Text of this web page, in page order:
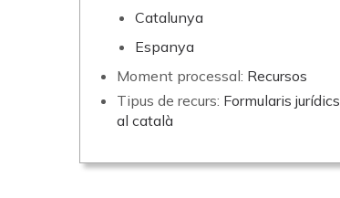
Catalunya
Espanya
Moment processal: Recursos
Tipus de recurs: Formularis jurídics
al català